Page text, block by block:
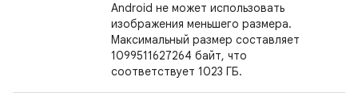
Android не может использовать
изображения меньшего размера.
Максимальный размер составляет
1099511627264 байт, что
соответствует 1023 ГБ.